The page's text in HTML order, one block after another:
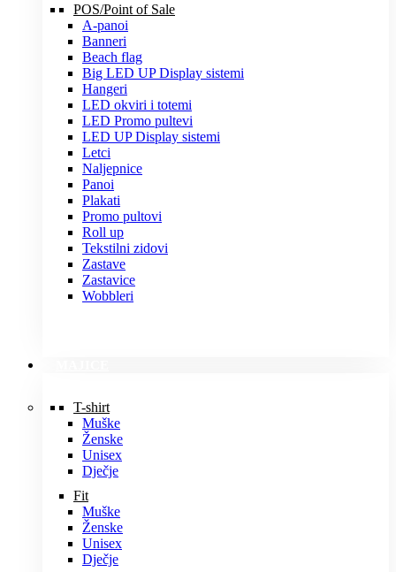
POS/Point of Sale
A-panoi
Banneri
Beach flag
Big LED UP Display sistemi
Hangeri
LED okviri i totemi
LED Promo pultevi
LED UP Display sistemi
Letci
Naljepnice
Panoi
Plakati
Promo pultovi
Roll up
Tekstilni zidovi
Zastave
Zastavice
Wobbleri
T-shirt
Muške
Ženske
Unisex
Dječje
Fit
Muške
Ženske
Unisex
Dječje